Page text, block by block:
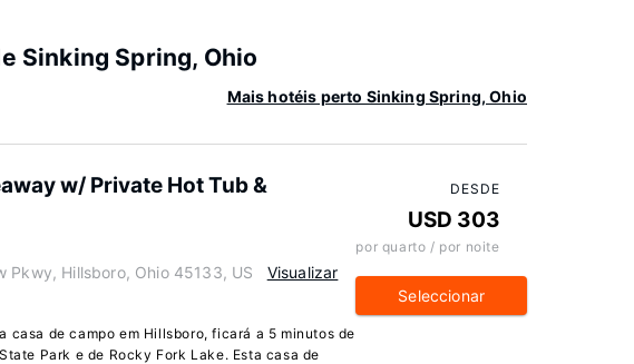
Sinking Spring, Ohio
Mais hotéis perto Sinking Spring, Ohio
w/ Private Hot Tub &
Pkwy, Hillsboro, Ohio 45133, US
Visualizar
casa de campo em Hillsboro, ficará a 5 minutos de
Park e de Rocky Fork Lake. Esta casa de
DESDE
USD 303
por quarto / por noite
Seleccionar